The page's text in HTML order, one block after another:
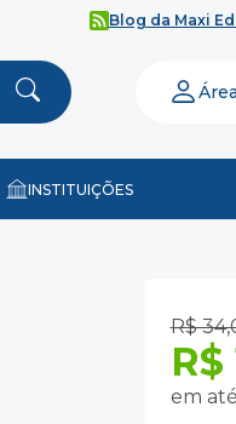
Blog da Maxi
INSTITUIÇÕES
R$
R$
em